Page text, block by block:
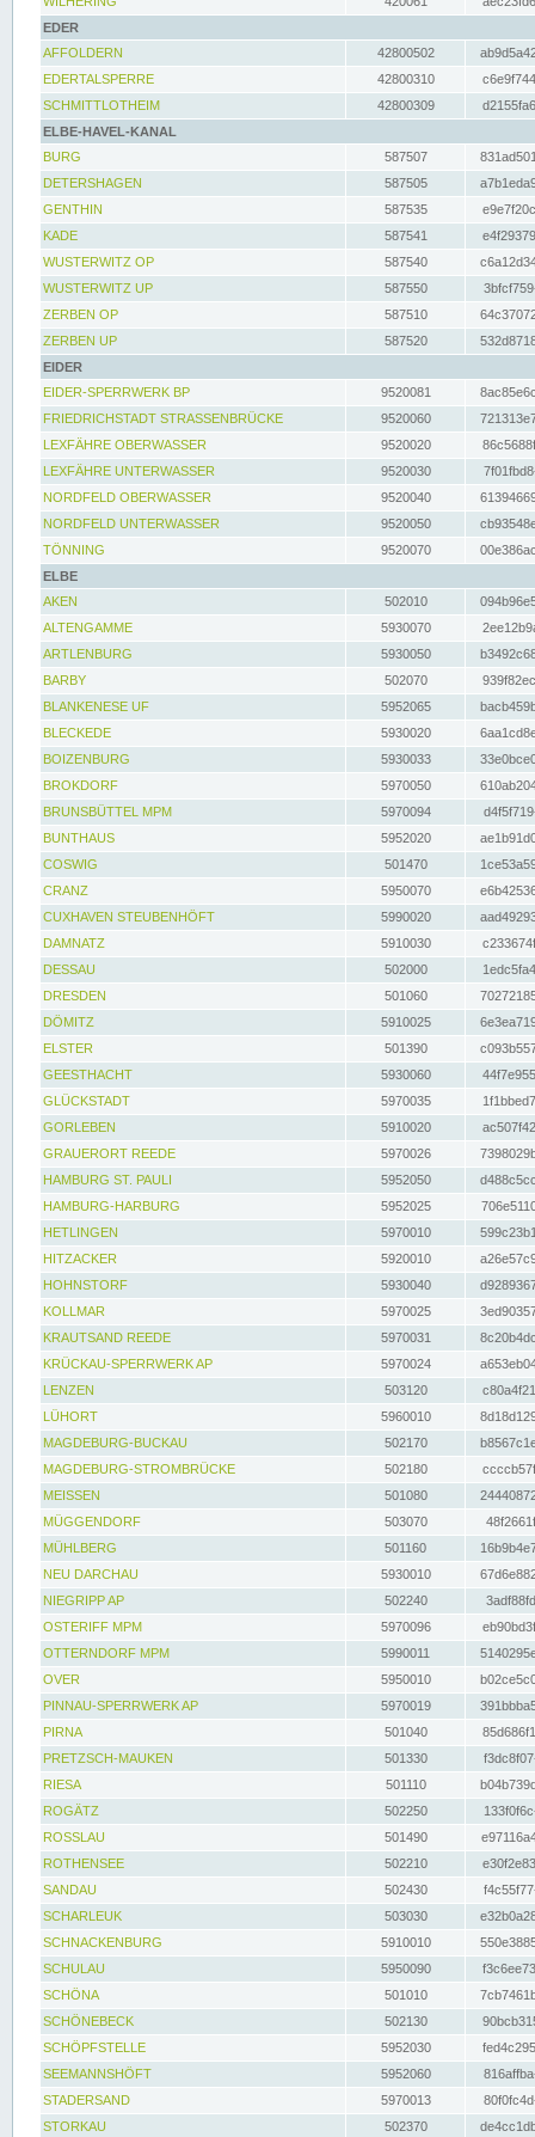
EDER
AFFOLDERN
42800502
EDERTALSPERRE
42800310
SCHMITTLOTHEIM
42800309
ELBE-HAVEL-KANAL
BURG
587507
DETERSHAGEN
587505
GENTHIN
587535
KADE
587541
WUSTERWITZ OP
587540
WUSTERWITZ UP
587550
ZERBEN OP
587510
ZERBEN UP
587520
EIDER
EIDER-SPERRWERK BP
9520081
FRIEDRICHSTADT STRASSENBRÜCKE
9520060
LEXFÄHRE OBERWASSER
9520020
LEXFÄHRE UNTERWASSER
9520030
NORDFELD OBERWASSER
9520040
NORDFELD UNTERWASSER
9520050
TÖNNING
9520070
ELBE
AKEN
502010
ALTENGAMME
5930070
ARTLENBURG
5930050
BARBY
502070
BLANKENESE UF
5952065
BLECKEDE
5930020
BOIZENBURG
5930033
BROKDORF
5970050
BRUNSBÜTTEL MPM
5970094
BUNTHAUS
5952020
COSWIG
501470
CRANZ
5950070
CUXHAVEN STEUBENHÖFT
5990020
DAMNATZ
5910030
DESSAU
502000
DRESDEN
501060
DÖMITZ
5910025
ELSTER
501390
GEESTHACHT
5930060
GLÜCKSTADT
5970035
GORLEBEN
5910020
GRAUERORT REEDE
5970026
HAMBURG ST. PAULI
5952050
HAMBURG-HARBURG
5952025
HETLINGEN
5970010
HITZACKER
5920010
HOHNSTORF
5930040
KOLLMAR
5970025
KRAUTSAND REEDE
5970031
KRÜCKAU-SPERRWERK AP
5970024
LENZEN
503120
LÜHORT
5960010
MAGDEBURG-BUCKAU
502170
MAGDEBURG-STROMBRÜCKE
502180
MEISSEN
501080
MÜGGENDORF
503070
MÜHLBERG
501160
NEU DARCHAU
5930010
NIEGRIPP AP
502240
OSTERIFF MPM
5970096
OTTERNDORF MPM
5990011
OVER
5950010
PINNAU-SPERRWERK AP
5970019
PIRNA
501040
PRETZSCH-MAUKEN
501330
RIESA
501110
ROGÄTZ
502250
ROSSLAU
501490
ROTHENSEE
502210
SANDAU
502430
SCHARLEUK
503030
SCHNACKENBURG
5910010
SCHULAU
5950090
SCHÖNA
501010
SCHÖNEBECK
502130
SCHÖPFSTELLE
5952030
SEEMANNSHÖFT
5952060
STADERSAND
5970013
STORKAU
502370